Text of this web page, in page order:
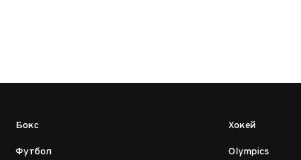
Бокс
Футбол
Хокей
Olympics